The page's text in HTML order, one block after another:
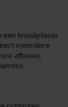
kruislijnlaser
meerdere
afbouw,